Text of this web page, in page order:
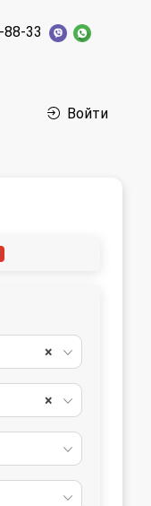
88-33
Войти
×
×